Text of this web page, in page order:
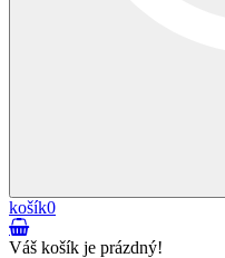
košík0
Váš košík je prázdný!